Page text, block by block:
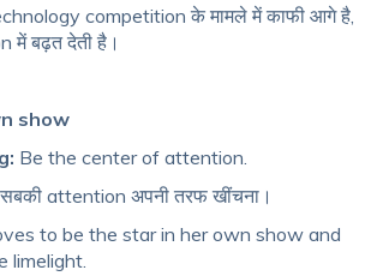
competition के मामले में काफी आगे है,
में बढ़त देती है।
show
Be the center of attention.
सबकी attention अपनी तरफ खींचना।
to be the star in her own show and
limelight.